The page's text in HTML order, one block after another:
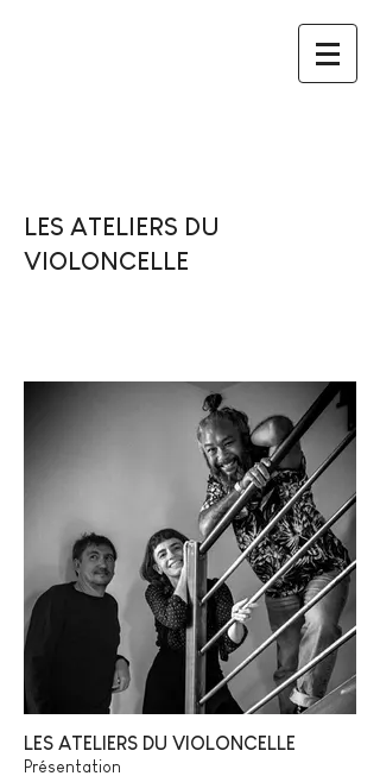
LES ATELIERS DU
VIOLONCELLE
LES ATELIERS DU VIOLONCELLE
Présentation